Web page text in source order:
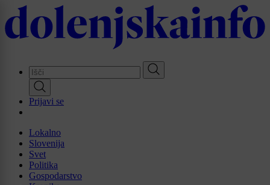
Skip
to
main
Prijavi se
Lokalno
Slovenija
Svet
Politika
Gospodarstvo